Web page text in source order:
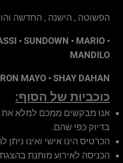
הפשוטה , הישנה , החדשה
• SUNDOWN • MARIO •
MANDILO
MAYO • SHAY DAHAN
כוכביות של הסוף:
אנו מבקשים ממכם למלא
בדיוק כפי שהם.
הכרטיס הינו אישי ואינו ניתן
הכניסה לאירוע מותנת